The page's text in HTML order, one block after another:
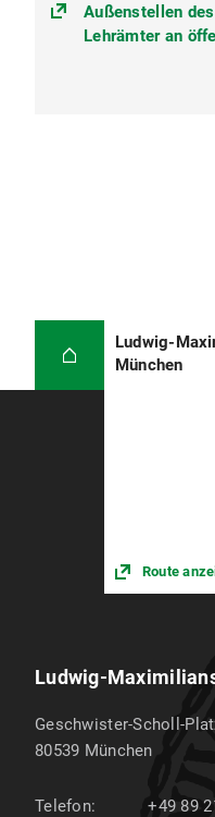
Außenstellen
Lehrämter an
Ludwig-
München
Route
Ludwig-
Geschwister-Scholl-
80539 München
Telefon:
+49 89